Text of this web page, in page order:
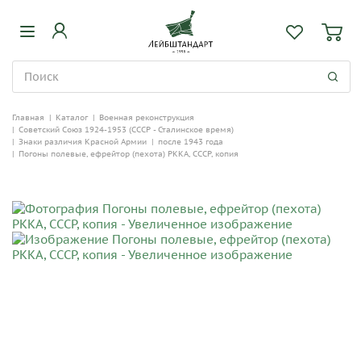
Главная | Каталог | Военная реконструкция
| Советский Союз 1924-1953 (СССР - Сталинское время)
| Знаки различия Красной Армии | после 1943 года
| Погоны полевые, ефрейтор (пехота) РККА, СССР, копия